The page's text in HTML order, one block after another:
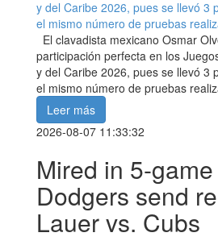
El clavadista mexicano Osmar
participación perfecta en los
y del Caribe 2026, pues se llevó 3
el mismo número de pruebas
Leer más
2026-08-07 11:33:32
Mired in 5-
Dodgers send
Lauer vs. Cubs